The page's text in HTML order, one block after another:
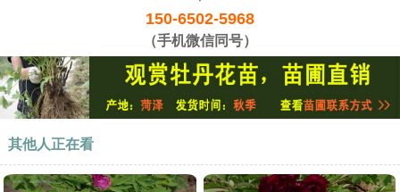
150-6502-5968
（手机微信同号）
其他人正在看